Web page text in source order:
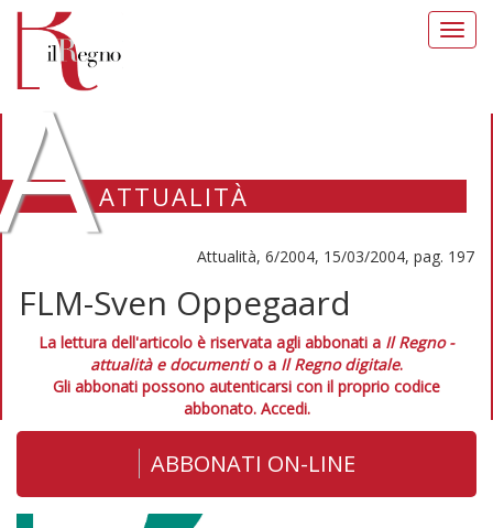
ATTUALITÀ
Attualità, 6/2004, 15/03/2004, pag. 197
FLM-Sven Oppegaard
La lettura dell'articolo è riservata agli abbonati a Il Regno -
attualità e documentio a Il Regno digitale.
Gli abbonati possono autenticarsi con il proprio codice
abbonato. Accedi.
ABBONATI ON-LINE